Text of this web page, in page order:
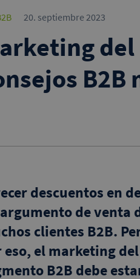
20. septiembre 2023
descuentos en
de venta
clientes B2B.
eso, el marketing
B2B debe